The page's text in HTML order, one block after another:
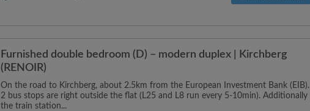
Furnished double bedroom (D) – modern duplex | Kirchberg
(RENOIR)
On the road to Kirchberg, about 2.5km from the European Investment Bank (EIB).
2 bus stops are right outside the flat (L25 and L8 run every 5-10min). Additionally
the train station...